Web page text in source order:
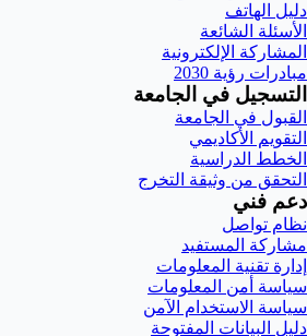
دليل الهاتف
الأسئلة الشائعة
المشاركة الإلكترونية
مبادرات رؤية 2030
التسجيل في الجامعة
القبول في الجامعة
التقويم الأكاديمي
الخطط الدراسية
التحقق من وثيقة التخرج
دعم فني
نظام تواصل
مشاركة المستفيد
إدارة تقنية المعلومات
سياسة أمن المعلومات
سياسة الاستخدام الآمن
دليل البيانات المفتوحة